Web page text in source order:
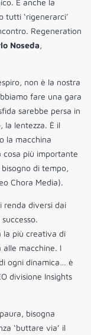
E anche la
‘rigenerarci’
Regeneration
Noseda,
non è la nostra
fare una gara
sarebbe persa in
la lentezza. È il
la macchina
più importante
di tempo,
Chora Media).
renda diversi dai
la più creativa di
macchine. I
ogni dinamica… è
divisione Insights
bisogna
‘buttare via’ il